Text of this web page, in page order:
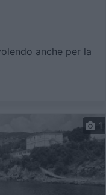
anche per la
1